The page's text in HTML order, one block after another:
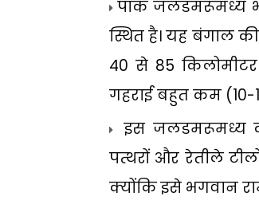
पाक जलडमरूमध्य
स्थित है। यह बंगाल
40 से 85
गहराई बहुत कम (10-
इस जलडमरूमध्य
पत्थरों और रेतीले
क्योंकि इसे भगवान